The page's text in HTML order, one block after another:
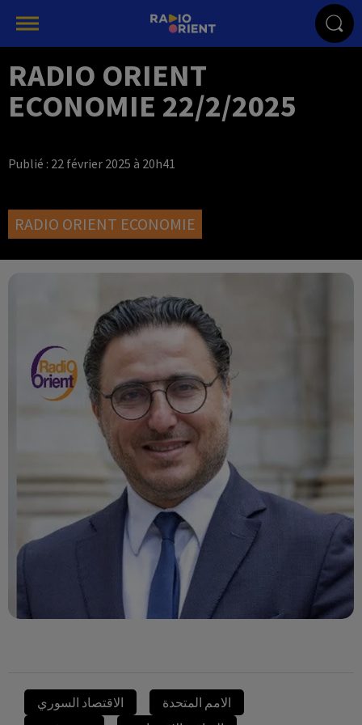
RADIO ORIENT
ECONOMIE 22/2/2025
Publié : 22 février 2025 à 20h41
RADIO ORIENT ECONOMIE
الاقتصاد السوري
الامم المتحدة